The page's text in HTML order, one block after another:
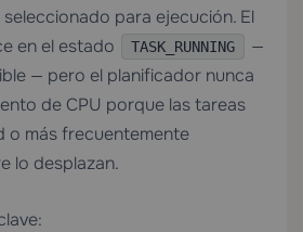
seleccionado para ejecución. El
en el estado
TASK_RUNNING
—
— pero el planificador nunca
de CPU porque las tareas
o más frecuentemente
lo desplazan.